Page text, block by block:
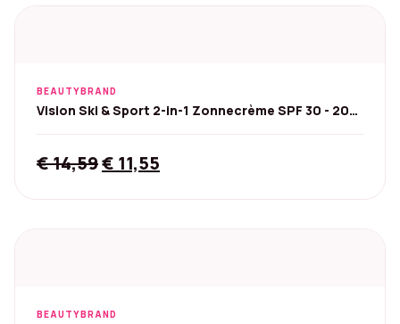
BEAUTYBRAND
Vision Ski & Sport 2-in-1 Zonnecrème SPF 30 - 20
€14,59Original
€ 11,55
BEAUTYBRAND